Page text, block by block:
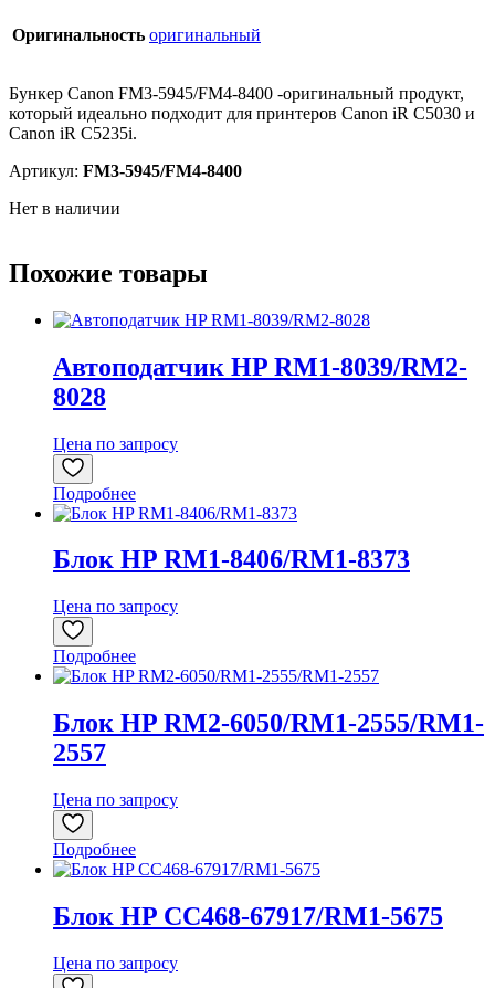
Оригинальность оригинальный
Бункер Canon FM3-5945/FM4-8400 -оригинальный продукт,
который идеально подходит для принтеров Canon iR C5030 и
Canon iR C5235i.
Артикул: FM3-5945/FM4-8400
Нет в наличии
Похожие товары
Автоподатчик HP RM1-8039/RM2-
8028
Цена по запросу
Подробнее
Блок HP RM1-8406/RM1-8373
Цена по запросу
Подробнее
Блок HP RM2-6050/RM1-2555/RM1-
2557
Цена по запросу
Подробнее
Блок HP CC468-67917/RM1-5675
Цена по запросу